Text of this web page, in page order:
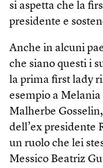
si aspetta che la
presidente e
Anche in alcuni
che siano questi i
la prima first lady
esempio a
Malherbe
dell’ex presidente
un ruolo che lei
Messico Beatriz